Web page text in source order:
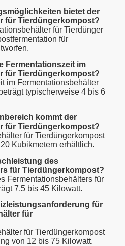
bietet der
für Tierdüngerkompost?
für Tierdünger
für
Fermentationszeit im
für Tierdüngerkompost?
im Fermentationsbehälter
typischerweise 4 bis 6
kommt der
für Tierdüngerkompost?
für Tierdüngerkompost
Kubikmetern erhältlich.
des
für Tierdüngerkompost?
Fermentationsbehälters für
7,5 bis 45 Kilowatt.
für
für
für Tierdüngerkompost
von 12 bis 75 Kilowatt.